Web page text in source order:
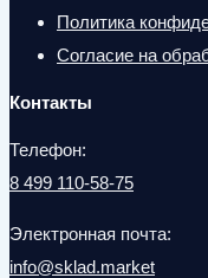
Политика
Согласие на
Контакты
Телефон:
8 499 110-58-75
Электронная почта:
info@sklad.market